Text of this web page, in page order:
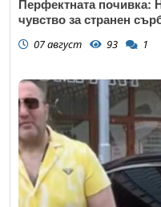
Перфектната почивка:
чувство за странен
07 август 93 1